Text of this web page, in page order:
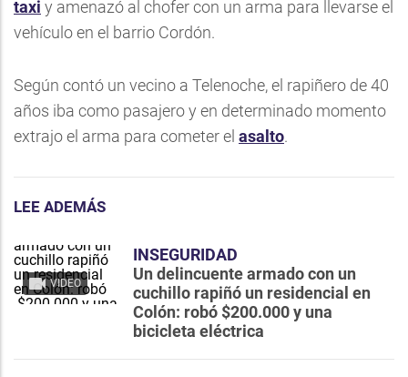
taxi y amenazó al chofer con un arma para llevarse el
vehículo en el barrio Cordón.
Según contó un vecino a Telenoche, el rapiñero de 40
años iba como pasajero y en determinado momento
extrajo el arma para cometer el asalto.
LEE ADEMÁS
VIDEO
INSEGURIDAD
Un delincuente armado con un
cuchillo rapiñó un residencial en
Colón: robó $200.000 y una
bicicleta eléctrica